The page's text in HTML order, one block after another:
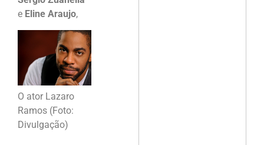
e Eline Araujo,
O ator Lazaro
Ramos (Foto:
Divulgação)